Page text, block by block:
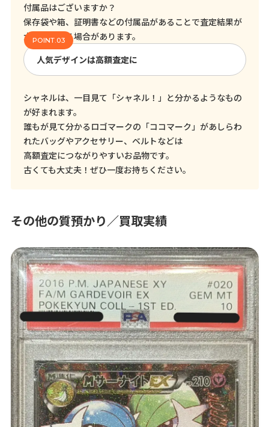
付属品はございますか？
保存袋や箱、証明書などの付属品があることで査定結果が
大きく変わる場合があります。
人気デザインは高額査定に
シャネルは、一目見て「シャネル！」と分かるようなもの
が好まれます。
誰もが見て分かるロゴマークの「ココマーク」があしらわ
れたバッグやアクセサリー、ベルトなどは
高額査定につながりやすいお品物です。
古くても大丈夫！ぜひ一度お持ちください。
その他の質預かり／買取実績